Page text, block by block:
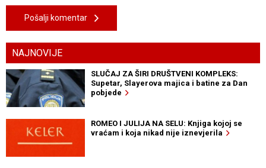
Pošalji komentar
NAJNOVIJE
SLUČAJ ZA ŠIRI DRUŠTVENI KOMPLEKS:
Supetar, Slayerova majica i batine za Dan
pobjede
ROMEO I JULIJA NA SELU: Knjiga kojoj se
vraćam i koja nikad nije iznevjerila